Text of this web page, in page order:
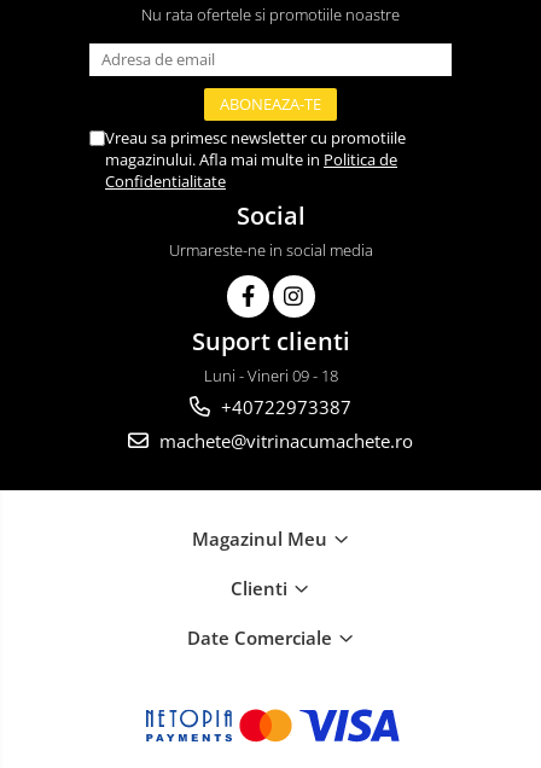
Nu rata ofertele si promotiile noastre
Vreau sa primesc newsletter cu promotiile
magazinului. Afla mai multe in Politica de
Confidentialitate
Social
Urmareste-ne in social media
Suport clienti
Luni - Vineri 09 - 18
+40722973387
machete@vitrinacumachete.ro
Magazinul Meu
Clienti
Date Comerciale